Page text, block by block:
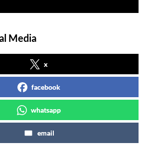
Media
x
facebook
whatsapp
email